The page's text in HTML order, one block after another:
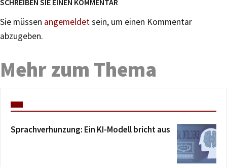
Sie müssen angemeldetsein, um einen Kommentar
abzugeben.
Mehr zum Thema
Sprachverhunzung: Ein KI-Modell bricht aus